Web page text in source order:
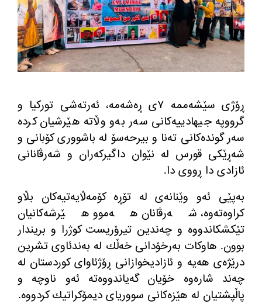
ڕۆژی سێشه‌ممه‌ ٧ی ڕه‌شه‌مه‌، ئه‌رته‌شی توركیا و
گرووپه جیهادییه‌كانی سه‌ر به‌و وڵاته هێرشیان كرده‌
سه‌ر گونده‌كانی ته‌نا و بیرحه‌سۆ له‌ باشووری كۆبانی و
شه‌ڕێكی قورس له‌ نێوان داگیركه‌ران و شه‌رڤانانی
ئازادی دا ڕووی دا.
به‌پێی ئه‌و وێنانه‌ی له‌ تۆڕه‌ كۆمه‌ڵایه‌تیه‌كان بڵاو
كراوه‌ته‌وه‌، شه‌رڤانان هه‌موو هێرشه‌كانیان
تێكشكاندووه‌ و چه‌ندین تیرۆریست كوژرا و بریندار
بوون. هاوكات به‌رخۆدانی خه‌ڵك له‌ به‌ندئاوی تشرین
درێژه‌ی هه‌یه‌ و ئازادیخوازانی ڕۆژئاوای كوردستان له‌
چه‌ند شاره‌وه‌ خۆیان گه‌یاندووه‌ته‌ ئه‌و ناوچه‌ و
پاڵپشتیان له‌ هێزه‌كانی سووریای دیمۆكراتیك كردووه‌.